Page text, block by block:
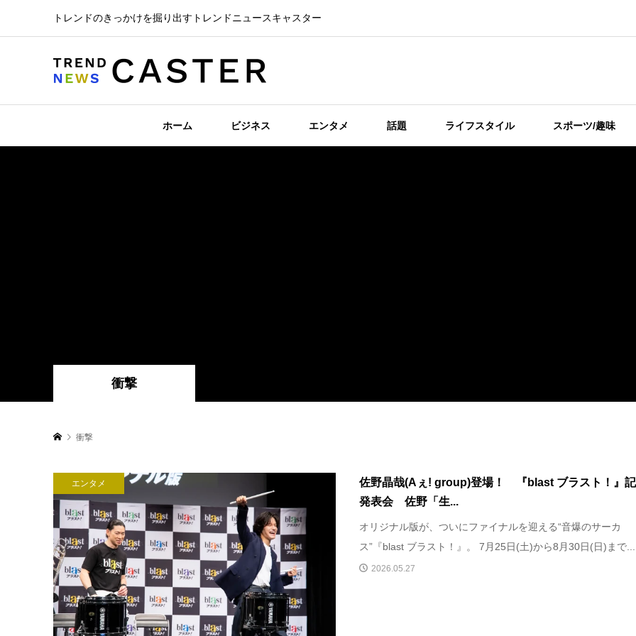
トレンドのきっかけを掘り出すトレンドニュースキャスター
ホーム ビジネス エンタメ 話題 ライフスタイル スポーツ/趣味
衝撃
衝撃
エンタメ
佐野晶哉(Aぇ! group)登場！ 『blast ブラスト！』
発表会 佐野「生...
オリジナル版が、ついにファイナルを迎える“音爆のサーカ
ス”『blast ブラスト！』。 7月25日(土)から8月30日(日)まで...
2026.05.27